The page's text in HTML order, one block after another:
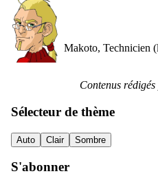
Makoto, Technicien
Contenus
Sélecteur de thème
Auto Clair Sombre
S'abonner